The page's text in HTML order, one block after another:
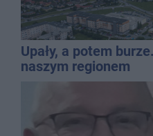
Upały, a potem
naszym regionem